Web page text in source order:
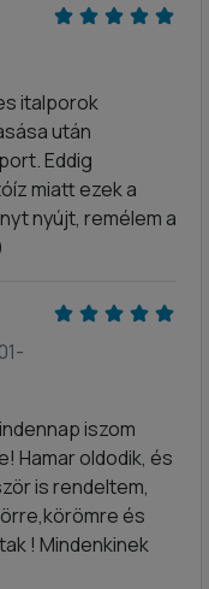
italporok
után
Eddig
miatt ezek a
nyújt, remélem a
iszom
Hamar oldodik, és
is rendeltem,
és
! Mindenkinek